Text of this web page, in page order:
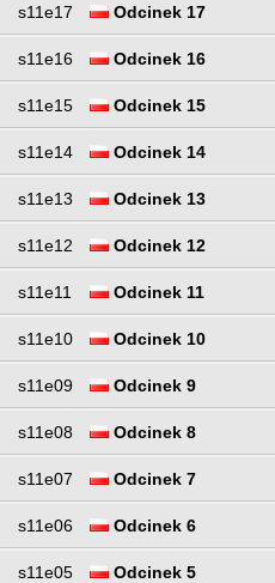
s11e17 Odcinek 17
s11e16 Odcinek 16
s11e15 Odcinek 15
s11e14 Odcinek 14
s11e13 Odcinek 13
s11e12 Odcinek 12
s11e11 Odcinek 11
s11e10 Odcinek 10
s11e09 Odcinek 9
s11e08 Odcinek 8
s11e07 Odcinek 7
s11e06 Odcinek 6
s11e05 Odcinek 5